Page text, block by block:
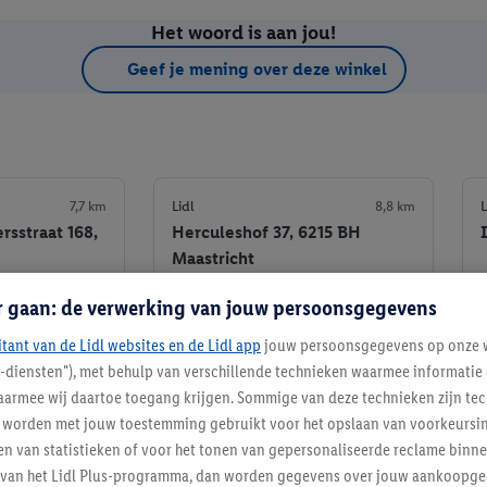
Het woord is aan jou!
Geef je mening over deze winkel
7,7 km
168,
Informatie
winkel
Lidl 8,8 km
Herculeshof 37, 6215 BH
Maastricht
+ 1 Informatie
Favoriete winkel
de verwerking van jouw persoonsgegevens
van de Lidl websites en de Lidl app jouw persoonsgegevens op onze
met behulp van verschillende technieken waarmee
wij daartoe toegang krijgen. Sommige van deze technieken zijn
met jouw toestemming gebruikt voor het opslaan van
van statistieken of voor het tonen van gepersonaliseerde reclame
het Lidl Plus-programma, dan worden gegevens over jouw